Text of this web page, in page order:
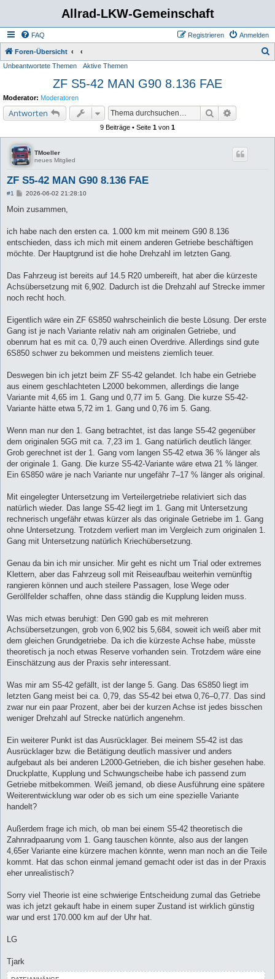
Allrad-LKW-Gemeinschaft
FAQ Anmelden
Registrieren
Foren-Übersicht
Unbeantwortete Themen Aktive Themen
ZF S5-42 MAN G90 8.136 FAE
Moderator: Moderatoren
Antworten Suche
9 Beiträge • Seite 1 von 1
TMoeller
neues Mitglied
ZF S5-42 MAN G90 8.136 FAE
#1
B
i
a
2026-06-02 21:28:10
Moin zusammen,
ich habe nach den ersten ca. 1.000 km mit meinem G90 8.136
entschieden, dass ich mich mit einem anderen Getriebe beschäftigen
möchte. Der Hauptgrund ist die hohe Drehzahl im letzten Gang.
Das Fahrzeug ist bereits auf 14.5 R20 umbereift, hat aber die kürzeste
Achsübersetzung mit 6,902. Dadurch ist die Drehzahl auf Strecke immer
noch recht hoch.
Eigentlich wäre ein ZF 6S850 wahrscheinlich die beste Lösung. Der erste
Gang ist je nach Variante relativ nah am originalen Getriebe, und
obenrum hat es mit ca. 0,79 auch einen Overdrive. Allerdings sind gute
6S850 schwer zu bekommen und meistens ziemlich teuer.
Deswegen bin ich jetzt beim ZF S5-42 gelandet. Ich habe ein Getriebe
aus einem geschlachteten L2000 bekommen, allerdings die lange
Variante mit 4,65 im 1. Gang und 0,77 im 5. Gang. Die kurze S5-42-
Variante hätte etwa 5,72 im 1. Gang und 0,76 im 5. Gang.
Wenn man nur den 1. Gang betrachtet, ist das lange S5-42 gegenüber
dem originalen 5GG mit ca. 7,23 im 1. Gang natürlich deutlich länger.
Grob gerechnet ist der 1. Gang vom langen S5-42 etwa 36 % länger als
der originale 1. Gang. Die kurze S5-42-Variante wäre etwa 21 % länger.
Ein 6S850 wäre je nach Variante nur ungefähr 7–17 % länger als original.
Mit eingelegter Untersetzung im Verteilergetriebe relativiert sich das
natürlich wieder. Das lange S5-42 liegt im 1. Gang mit Untersetzung
rechnerisch ungefähr etwas kürzer als das originale Getriebe im 1. Gang
ohne Untersetzung. Trotzdem verliert man im Vergleich zum originalen 1.
Gang mit Untersetzung natürlich Kriechübersetzung.
Genau da bin ich mir unsicher. Mir geht es nicht um Trial oder extremes
Klettern, aber das Fahrzeug soll mit Reiseaufbau weiterhin vernünftig
rangieren können und auch steilere Passagen, lose Wege oder
Geröllfelder schaffen, ohne dass ständig die Kupplung leiden muss.
Was mich etwas beruhigt: Den G90 gab es mit mehreren
Achsübersetzungen, grob von 6,902 bis 5,684, soweit ich weiß aber mit
dem gleichen Grundgetriebe. Da ich die kürzeste Achse habe, müsste
theoretisch ja noch etwas Reserve vorhanden sein. Trotzdem wäre eine
Einschätzung aus der Praxis sehr interessant.
Was mir am S5-42 gefällt, ist der lange 5. Gang. Das 6S850 liegt im
letzten Gang meist bei ca. 0,79, das S5-42 bei etwa 0,76–0,77. Das sind
zwar nur ein paar Prozent, aber bei der kurzen Achse ist jedes bisschen
weniger Drehzahl auf Strecke natürlich angenehm.
Ein weiterer Punkt ist das Ausrücklager. Bei meinem S5-42 ist das
Ausrücklager bzw. die Betätigung deutlich massiver und anders
aufgebaut als bei anderen L2000-Getrieben, die ich bisher gesehen habe.
Druckplatte, Kupplung und Schwungscheibe habe ich passend zum
Getriebe mitbekommen. Weiß jemand, ob diese Ausführung eine spätere
Weiterentwicklung war oder ob es sich um eine spezielle Variante
handelt?
Außerdem frage ich mich, ob man bei einem S5-42 theoretisch die
Zahnradpaarung vom 1. Gang tauschen könnte, also aus der langen
4,65er Variante eine kürzere machen könnte, wenn man noch an die Teile
kommt. Hat das schon einmal jemand gemacht oder ist das in der Praxis
eher unrealistisch?
Sorry viel Theorie ist eine schwierige Entscheidung zumal das Getriebe
was ich jetzt gekauft habe in einem super Zustand ist wirklich günstig
war und erst 170.000 km auf der Uhr hat.
LG
Tjark